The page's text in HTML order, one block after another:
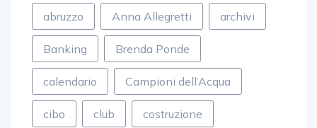
abruzzo Anna Allegretti archivi
Banking Brenda Ponde
calendario Campioni dell’Acqua
cibo club costruzione